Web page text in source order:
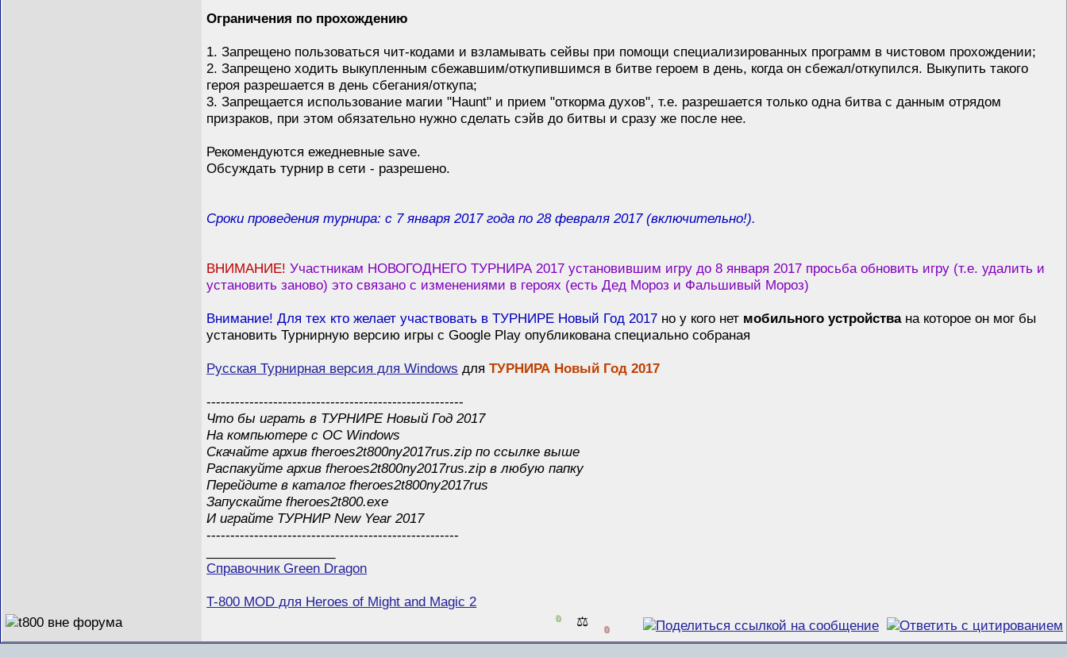
Ограничения по прохождению
1. Запрещено пользоваться чит-кодами и взламывать сейвы при помощи специализированных программ в чистовом прохождении;
2. Запрещено ходить выкупленным сбежавшим/откупившимся в битве героем в день, когда он сбежал/откупился. Выкупить такого
героя разрешается в день сбегания/откупа;
3. Запрещается использование магии "Haunt" и прием "откорма духов", т.е. разрешается только одна битва с данным отрядом
призраков, при этом обязательно нужно сделать сэйв до битвы и сразу же после нее.
Рекомендуются ежедневные save.
Обсуждать турнир в сети - разрешено.
Сроки проведения турнира: с 7 января 2017 года по 28 февраля 2017 (включительно!).
ВНИМАНИЕ!Участникам НОВОГОДНЕГО ТУРНИРА 2017 установившим игру до 8 января 2017 просьба обновить игру (т.е. удалить и
установить заново) это связано с изменениями в героях (есть Дед Мороз и Фальшивый Мороз)
Внимание! Для тех кто желает участвовать в ТУРНИРЕ Новый Год 2017 но у кого нет мобильного устройствана которое он мог бы
установить Турнирную версию игры с Google Play опубликована специально сoбраная
Русская Турнирная версия для Windows дляТУРНИРА Новый Год 2017
------------------------------------------------------
Что бы играть в TУРНИРЕ Новый Год 2017
На компьютере с ОС Windows
Скачайте архив fheroes2t800ny2017rus.zip по ссылке выше
Распакуйте архив fheroes2t800ny2017rus.zip в любую папку
Перейдите в каталог fheroes2t800ny2017rus
Запускайте fheroes2t800.exe
И играйте ТУРНИР New Year 2017
-----------------------------------------------------
Справочник Green Dragon
T-800 MOD для Heroes of Might and Magic 2
0 ⚖️ 0